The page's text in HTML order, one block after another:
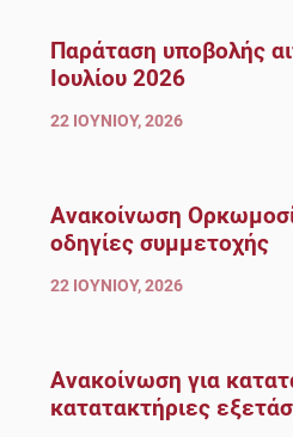
Παράταση υποβολής
Ιουλίου 2026
22 ΙΟΥΝΊΟΥ, 2026
Ανακοίνωση
οδηγίες συμμετοχής
22 ΙΟΥΝΊΟΥ, 2026
Ανακοίνωση για
κατατακτήριες